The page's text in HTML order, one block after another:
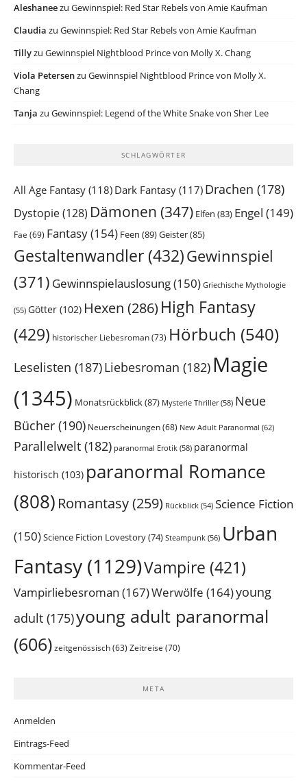
Aleshaneezu Gewinnspiel: Red Star Rebels von Amie Kaufman
Claudia zu Gewinnspiel: Red Star Rebels von Amie Kaufman
Tillyzu Gewinnspiel Nightblood Prince von Molly X. Chang
Viola Petersenzu Gewinnspiel Nightblood Prince von Molly X.
Chang
Tanja zu Gewinnspiel: Legend of the White Snake von Sher Lee
SCHLAGWÖRTER
All Age Fantasy (118) Dark Fantasy (117) Drachen (178)
Dystopie(128) Dämonen (347) Elfen (83) Engel (149)
Fae (69) Fantasy(154) Feen (89)Geister(85)
Gestaltenwandler (432)Gewinnspiel
(371) Gewinnspielauslosung(150) Griechische Mythologie
(55) Götter (102) Hexen (286) High Fantasy
(429) historischer Liebesroman(73) Hörbuch (540)
Leselisten (187)Liebesroman (182) Magie
(1345) Monatsrückblick(87) Mysterie Thriller(58) Neue
Bücher (190) Neuerscheinungen(68) New Adult Paranormal (62)
Parallelwelt (182) paranormal Erotik (58) paranormal
historisch (103) paranormal Romance
(808) Romantasy(259) Rückblick (54) Science Fiction
(150)Science Fiction Lovestory(74) Steampunk (56) Urban
Fantasy (1129)Vampire (421)
Vampirliebesroman (167)Werwölfe (164)young
adult (175)young adult paranormal
(606) zeitgenössisch (63) Zeitreise (70)
META
Anmelden
Eintrags-Feed
Kommentar-Feed